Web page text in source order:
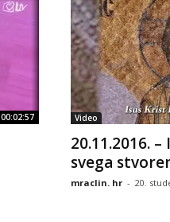
00:02:57 Video
20.11.2016.
svega
mraclin. hr - 20.